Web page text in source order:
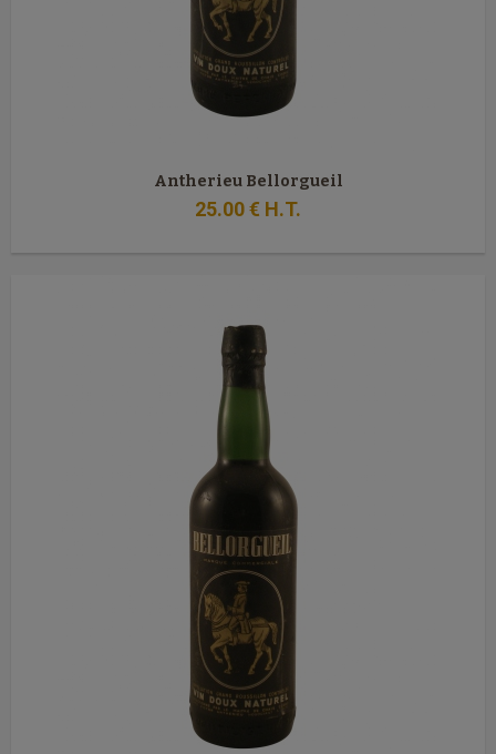
Antherieu Bellorgueil
25.00€ H.T.